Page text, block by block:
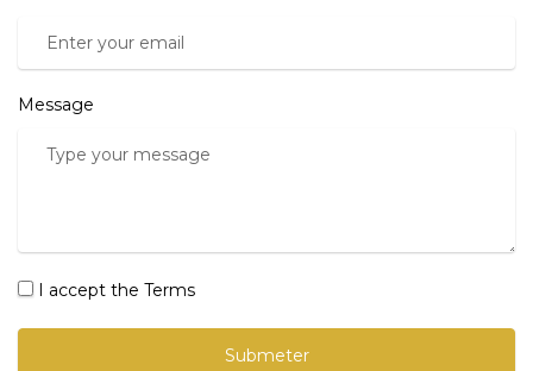
Message
I accept the Terms
Submeter